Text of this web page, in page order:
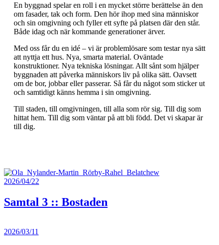
En byggnad spelar en roll i en mycket större berättelse än den
om fasader, tak och form. Den hör ihop med sina människor
och sin omgivning och fyller ett syfte på platsen där den står.
Både idag och när kommande generationer ärver.
Med oss får du en idé – vi är problemlösare som testar nya sätt
att nyttja ett hus. Nya, smarta material. Oväntade
konstruktioner. Nya tekniska lösningar. Allt sånt som hjälper
byggnaden att påverka människors liv på olika sätt. Oavsett
om de bor, jobbar eller passerar. Så får du något som sticker ut
och samtidigt känns hemma i sin omgivning.
Till staden, till omgivningen, till alla som rör sig. Till dig som
hittat hem. Till dig som väntar på att bli född. Det vi skapar är
till dig.
2026/04/22
Samtal 3 :: Bostaden
2026/03/11